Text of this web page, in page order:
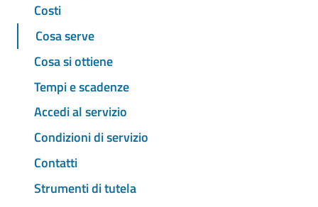
Costi
Cosa serve
Cosa si ottiene
Tempi e scadenze
Accedi al servizio
Condizioni di servizio
Contatti
Strumenti di tutela